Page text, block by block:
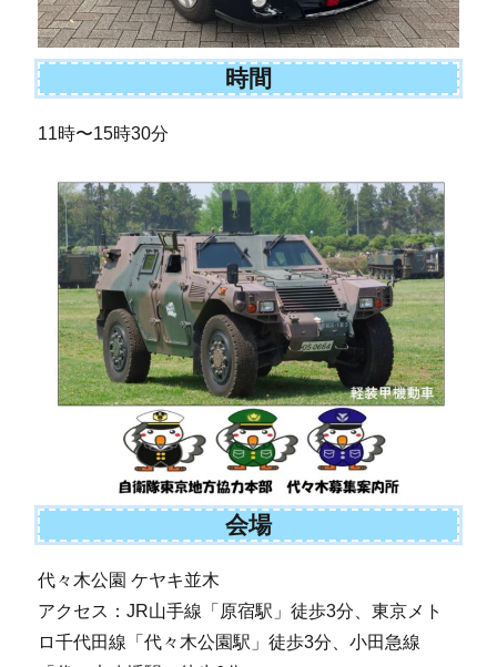
時間
11時〜15時30分
会場
代々木公園 ケヤキ並木
アクセス：JR山手線「原宿駅」徒歩3分、東京メト
ロ千代田線「代々木公園駅」徒歩3分、小田急線